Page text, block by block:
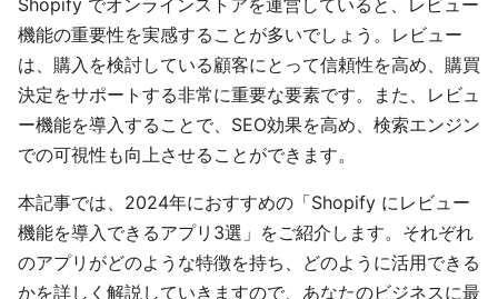
Shopify でオンラインストアを運営していると、レビュー
機能の重要性を実感することが多いでしょう。レビュー
は、購入を検討している顧客にとって信頼性を高め、購買
決定をサポートする非常に重要な要素です。また、レビュ
ー機能を導入することで、SEO効果を高め、検索エンジン
での可視性も向上させることができます。
本記事では、2024年におすすめの「Shopify にレビュー
機能を導入できるアプリ3選」をご紹介します。それぞれ
のアプリがどのような特徴を持ち、どのように活用できる
かを詳しく解説していきますので、あなたのビジネスに最